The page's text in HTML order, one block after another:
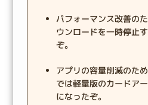
パフォーマンス改善の
ウンロードを一時停止
ぞ。
アプリの容量削減のた
では軽量版のカードア
になったぞ。